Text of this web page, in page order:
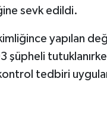
sevk edildi.
yapılan
şüpheli
tedbiri